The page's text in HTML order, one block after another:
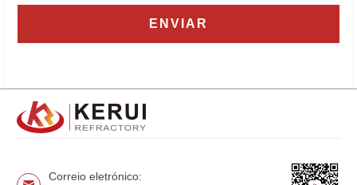
Correio eletrónico: